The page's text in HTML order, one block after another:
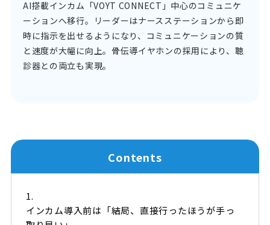
AI搭載インカム「VOYT CONNECT」中心のコミュニケ
ーションへ移行。リーダーはナースステーションから即
時に指示を出せるようになり、コミュニケーションの質
と速度が大幅に向上。骨伝導イヤホンの採用により、聴
診器との両立も実現。
Contents
1.
インカム導入前は「結局、直接行ったほうが手っ